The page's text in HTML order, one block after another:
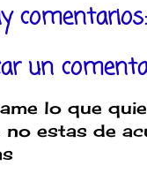
comentarios:
un
lo que
no estas de